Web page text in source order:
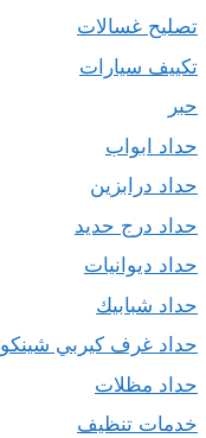
تصليح غسالات
تكييف سيارات
حبر
حداد ابواب
حداد درابزين
حداد درج حديد
حداد ديوانيات
حداد شبابيك
حداد غرف كيربي شينكو
حداد مظلات
خدمات تنظيف